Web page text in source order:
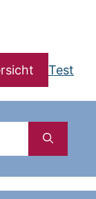
Test